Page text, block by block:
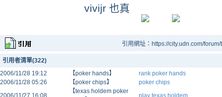
vivijr 也真
引用網址：https://city.udn.com/
引用者清單(322)
2006/11/28 19:12
【poker hands】
rank poker hands
2006/11/28 05:26
【poker chips】
poker chips
2006/11/27 16:08
【texas holdem poker
play texas holdem